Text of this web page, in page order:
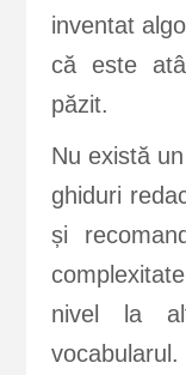
inventat
că este
păzit.
Nu există
ghiduri
și
nivel la